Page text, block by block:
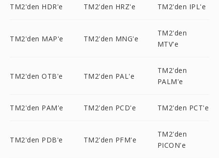
TM2'den HDR'e TM2'den HRZ'e TM2'den IPL'e
TM2'den MAP'e TM2'den MNG'e
TM2'den
MTV'e
TM2'den OTB'e TM2'den PAL'e
TM2'den
PALM'e
TM2'den PAM'e TM2'den PCD'e TM2'den PCT'e
TM2'den PDB'e TM2'den PFM'e
TM2'den
PICON'e